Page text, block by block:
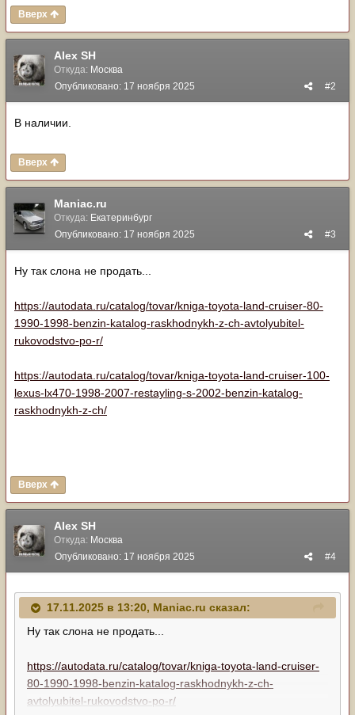
Вверх
Alex SH
Откуда: Москва
#2
Опубликовано: 17 ноября 2025
В наличии.
Вверх
Maniac.ru
Откуда: Екатеринбург
#3
Опубликовано: 17 ноября 2025
Ну так слона не продать...
https://autodata.ru/catalog/tovar/kniga-toyota-land-cruiser-80-
1990-1998-benzin-katalog-raskhodnykh-z-ch-avtolyubitel-
rukovodstvo-po-r/
https://autodata.ru/catalog/tovar/kniga-toyota-land-cruiser-100-
lexus-lx470-1998-2007-restayling-s-2002-benzin-katalog-
raskhodnykh-z-ch/
Вверх
Alex SH
Откуда: Москва
#4
Опубликовано: 17 ноября 2025
17.11.2025 в 13:20, Maniac.ru сказал:
Ну так слона не продать...
https://autodata.ru/catalog/tovar/kniga-toyota-land-cruiser-
80-1990-1998-benzin-katalog-raskhodnykh-z-ch-
avtolyubitel-rukovodstvo-po-r/